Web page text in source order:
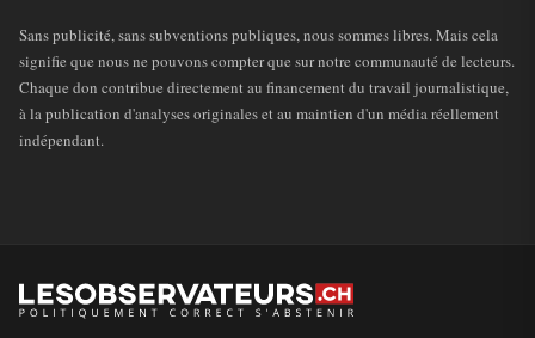
Sans publicité, sans subventions publiques, nous sommes libres. Mais cela
signifie que nous ne pouvons compter que sur notre communauté de lecteurs.
Chaque don contribue directement au financement du travail journalistique,
à la publication d'analyses originales et au maintien d'un média réellement
indépendant.